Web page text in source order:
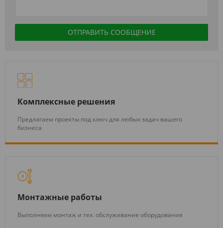
Комплексные решения
Предлагаем проекты под ключ для любых задач вашего
бизнеса
Монтажные работы
Выполняем монтаж и тех. обслуживание оборудования